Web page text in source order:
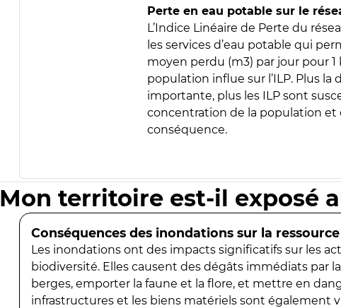
Perte en eau potable sur le
L’Indice Linéaire de Perte du
les services d’eau potable qui
moyen perdu (m3) par jour pour
population influe sur l’ILP. Plus
importante, plus les ILP sont
concentration de la population et
conséquence.
Mon territoire est-il exposé
Conséquences des inondations sur la
Les inondations ont des impacts significatifs sur les
biodiversité. Elles causent des dégâts immédiats par
berges, emporter la faune et la flore, et mettre en
infrastructures et les biens matériels sont également